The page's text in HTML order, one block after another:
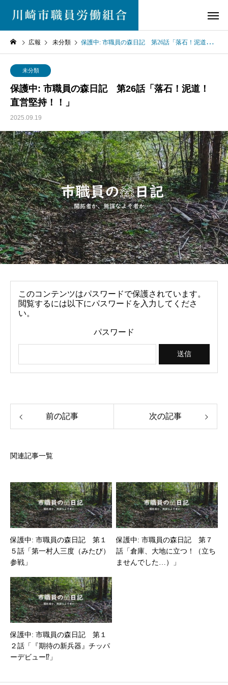
広報 未分類 保護中: 市職員の森日記 第26話「落石！泥道！直営堅持！！」
未分類
保護中: 市職員の森日記 第26話「落石！泥道！
直営堅持！！」
2025.09.19
このコンテンツはパスワードで保護されています。
閲覧するには以下にパスワードを入力してくださ
い。
パスワード
前の記事 次の記事
関連記事一覧
保護中: 市職員の森日記 第１
５話「第一村人三度（みたび）
参戦」
保護中: 市職員の森日記 第７
話「倉庫、大地に立つ！（立ち
ませんでした…）」
保護中: 市職員の森日記 第１
２話「『期待の新兵器』チッパ
ーデビュー⁉」